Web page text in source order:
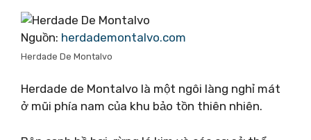
Nguồn: herdademontalvo.com
Herdade De Montalvo
Herdade de Montalvo là một ngôi làng nghỉ mát
ở mũi phía nam của khu bảo tồn thiên nhiên.